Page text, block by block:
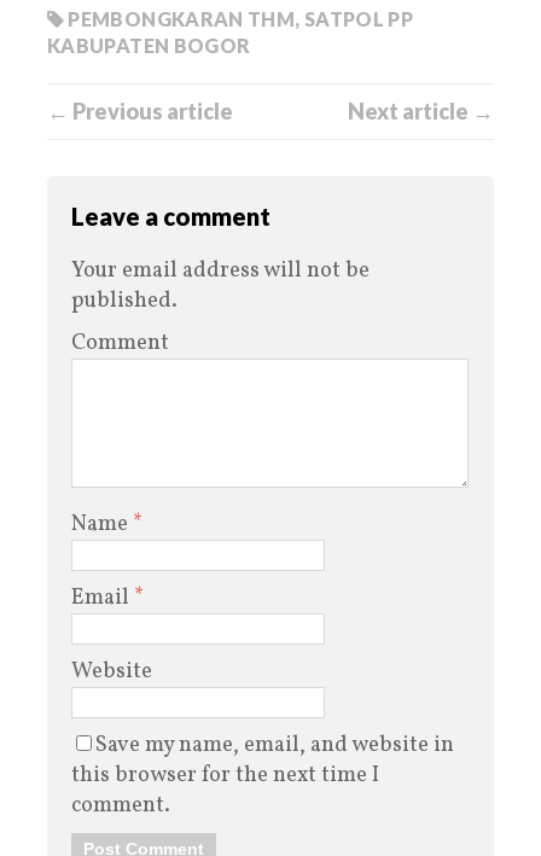
PEMBONGKARAN THM, SATPOL PP
KABUPATEN BOGOR
← Previous article Next article →
Leave a comment
Your email address will not be
published.
Comment
Name *
Email *
Website
Save my name, email, and website in
this browser for the next time I
comment.